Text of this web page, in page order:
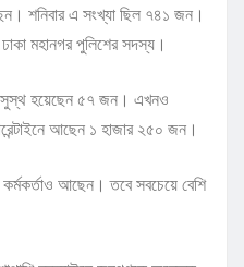
শনিবার এ সংখ্যা ছিল ৭৪১ জন।
মহানগর পুলিশের সদস্য।
সুস্থ হয়েছেন ৫৭ জন। এখনও
আছেন ১ হাজার ২৫০ জন।
আছেন। তবে সবচেয়ে বেশি